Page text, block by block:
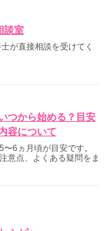
談室
が直接相談を受けてく
つから始める？目安
容について
6ヵ月頃が目安です。
意点、よくある疑問をま